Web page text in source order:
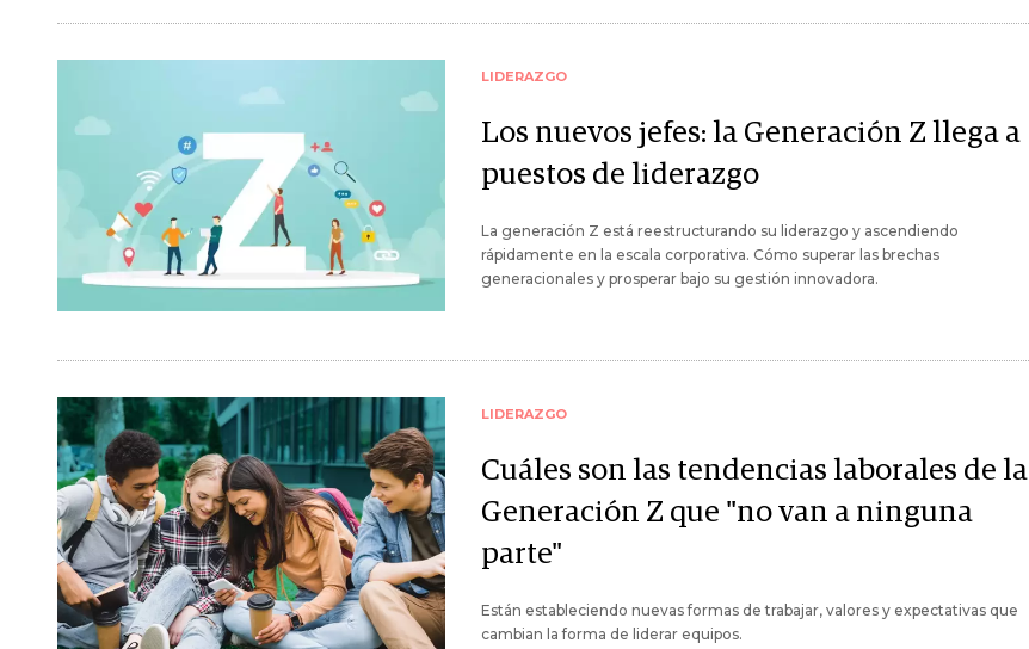
LIDERAZGO
Los nuevos jefes: la Generación Z llega a
puestos de liderazgo
La generación Z está reestructurando su liderazgo y ascendiendo
rápidamente en la escala corporativa. Cómo superar las brechas
generacionales y prosperar bajo su gestión innovadora.
LIDERAZGO
Cuáles son las tendencias laborales de la
Generación Z que "no van a ninguna
parte"
Están estableciendo nuevas formas de trabajar, valores y expectativas que
cambian la forma de liderar equipos.